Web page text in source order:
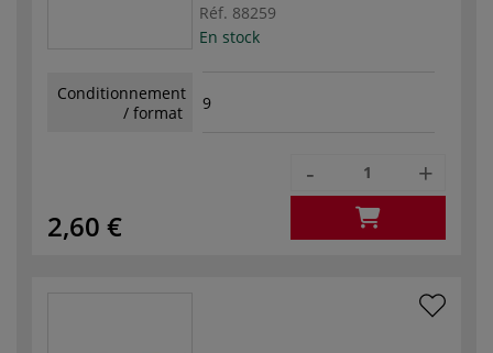
Réf. 88259
En stock
Conditionnement
/ format
9
2,60 €
- +